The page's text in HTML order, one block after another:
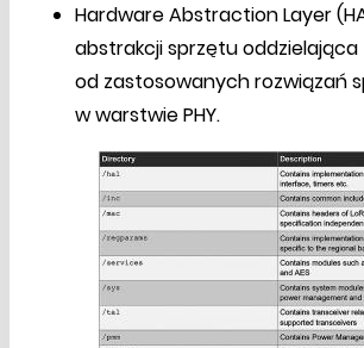
Hardware Abstraction Layer
abstrakcji sprzętu oddzielająca
od zastosowanych rozwiązań
w warstwie PHY.